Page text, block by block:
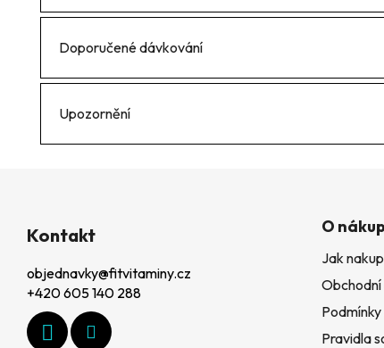
Doporučené dávkování
Upozornění
Kontakt
objednavky@fitvitaminy.cz
+420 605 140 288
O
Jak
Pravidla